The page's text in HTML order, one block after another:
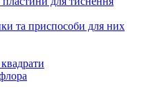
та приспособи для них